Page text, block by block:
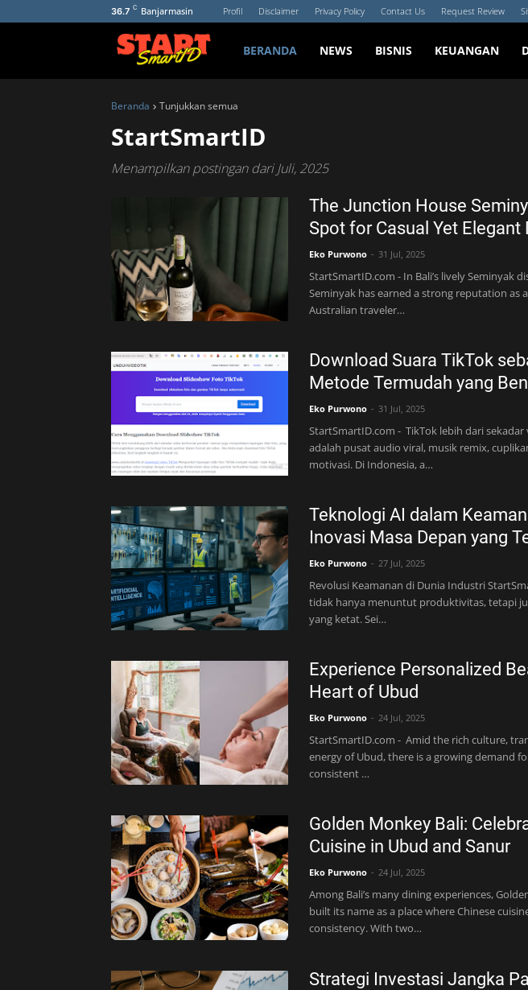
36.7 C Banjarmasin Profil Disclaimer Privacy Policy Contact Us Request Review
BERANDA NEWS BISNIS KEUANGAN
Beranda Tunjukkan semua
StartSmartID
Menampilkan postingan dari Juli, 2025
The Junction House
Spot for Casual Yet Elegant
Eko Purwono 31 Jul, 2025
StartSmartID.com - In Bali’s lively Seminyak
Seminyak has earned a strong reputation as
Australian traveler…
Download Suara TikTok
Metode Termudah yang
Eko Purwono 31 Jul, 2025
StartSmartID.com - TikTok lebih dari
adalah pusat audio viral, musik remix,
motivasi. Di Indonesia, a…
Teknologi AI dalam
Inovasi Masa Depan yang
Eko Purwono 27 Jul, 2025
Revolusi Keamanan di Dunia Industri
tidak hanya menuntut produktivitas, tetapi
yang ketat. Sei…
Experience Personalized
Heart of Ubud
Eko Purwono 24 Jul, 2025
StartSmartID.com - Amid the rich culture,
energy of Ubud, there is a growing demand
consistent …
Golden Monkey Bali:
Cuisine in Ubud and Sanur
Eko Purwono 24 Jul, 2025
Among Bali’s many dining experiences,
built its name as a place where Chinese
consistency. With two…
Strategi Investasi Jangka